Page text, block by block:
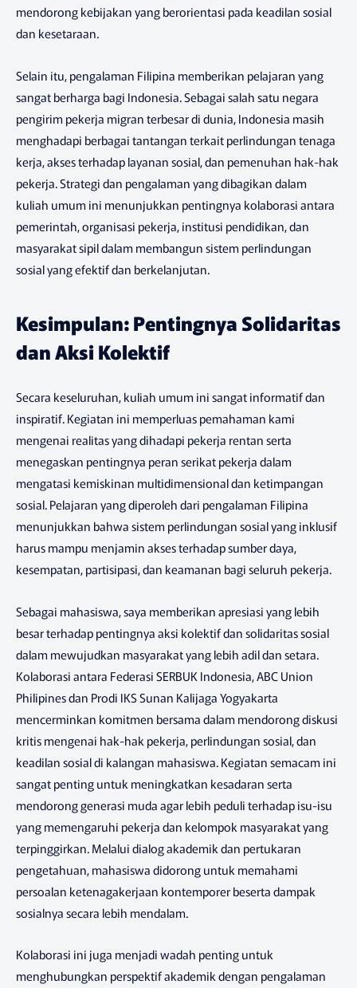
mendorong kebijakan yang berorientasi pada keadilan sosial
dan kesetaraan.
Selain itu, pengalaman Filipina memberikan pelajaran yang
sangat berharga bagi Indonesia. Sebagai salah satu negara
pengirim pekerja migran terbesar di dunia, Indonesia masih
menghadapi berbagai tantangan terkait perlindungan tenaga
kerja, akses terhadap layanan sosial, dan pemenuhan hak-hak
pekerja. Strategi dan pengalaman yang dibagikan dalam
kuliah umum ini menunjukkan pentingnya kolaborasi antara
pemerintah, organisasi pekerja, institusi pendidikan, dan
masyarakat sipil dalam membangun sistem perlindungan
sosial yang efektif dan berkelanjutan.
Kesimpulan: Pentingnya Solidaritas
dan Aksi Kolektif
Secara keseluruhan, kuliah umum ini sangat informatif dan
inspiratif. Kegiatan ini memperluas pemahaman kami
mengenai realitas yang dihadapi pekerja rentan serta
menegaskan pentingnya peran serikat pekerja dalam
mengatasi kemiskinan multidimensional dan ketimpangan
sosial. Pelajaran yang diperoleh dari pengalaman Filipina
menunjukkan bahwa sistem perlindungan sosial yang inklusif
harus mampu menjamin akses terhadap sumber daya,
kesempatan, partisipasi, dan keamanan bagi seluruh pekerja.
Sebagai mahasiswa, saya memberikan apresiasi yang lebih
besar terhadap pentingnya aksi kolektif dan solidaritas sosial
dalam mewujudkan masyarakat yang lebih adil dan setara.
Kolaborasi antara Federasi SERBUK Indonesia, ABC Union
Philipines dan Prodi IKS Sunan Kalijaga Yogyakarta
mencerminkan komitmen bersama dalam mendorong diskusi
kritis mengenai hak-hak pekerja, perlindungan sosial, dan
keadilan sosial di kalangan mahasiswa. Kegiatan semacam ini
sangat penting untuk meningkatkan kesadaran serta
mendorong generasi muda agar lebih peduli terhadap isu-isu
yang memengaruhi pekerja dan kelompok masyarakat yang
terpinggirkan. Melalui dialog akademik dan pertukaran
pengetahuan, mahasiswa didorong untuk memahami
persoalan ketenagakerjaan kontemporer beserta dampak
sosialnya secara lebih mendalam.
Kolaborasi ini juga menjadi wadah penting untuk
menghubungkan perspektif akademik dengan pengalaman